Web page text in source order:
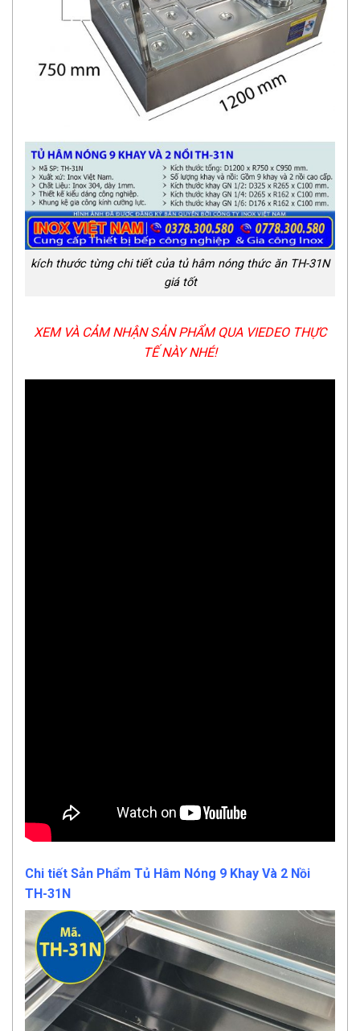
kích thước từng chi tiết của tủ hâm nóng thức ăn TH-31N
giá tốt
XEM VÀ CẢM NHẬN SẢN PHẨM QUA VIEDEO THỰC
TẾ NÀY NHÉ!
Chi tiết Sản Phẩm Tủ Hâm Nóng 9 Khay Và 2 Nồi
TH-31N